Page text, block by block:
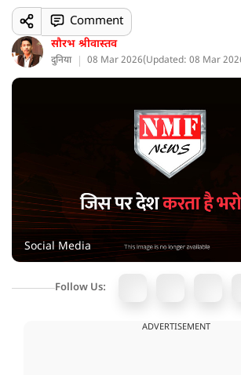
सौरभ श्रीवास्तव
दुनिया 08 Mar 2026(Updated: 08 Mar
Comment
Social Media
Follow Us:
ADVERTISEMENT